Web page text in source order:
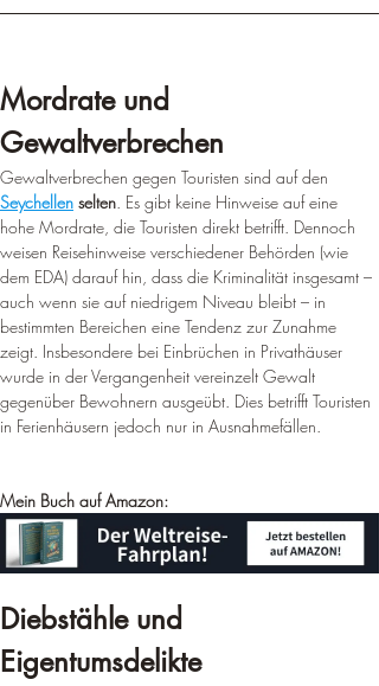
Mordrate und
Gewaltverbrechen
Gewaltverbrechen gegen Touristen sind auf den
Seychellen selten. Es gibt keine Hinweise auf eine
hohe Mordrate, die Touristen direkt betrifft. Dennoch
weisen Reisehinweise verschiedener Behörden (wie
dem EDA) darauf hin, dass die Kriminalität insgesamt –
auch wenn sie auf niedrigem Niveau bleibt – in
bestimmten Bereichen eine Tendenz zur Zunahme
zeigt. Insbesondere bei Einbrüchen in Privathäuser
wurde in der Vergangenheit vereinzelt Gewalt
gegenüber Bewohnern ausgeübt. Dies betrifft Touristen
in Ferienhäusern jedoch nur in Ausnahmefällen.
Mein Buch auf Amazon:
Diebstähle und
Eigentumsdelikte